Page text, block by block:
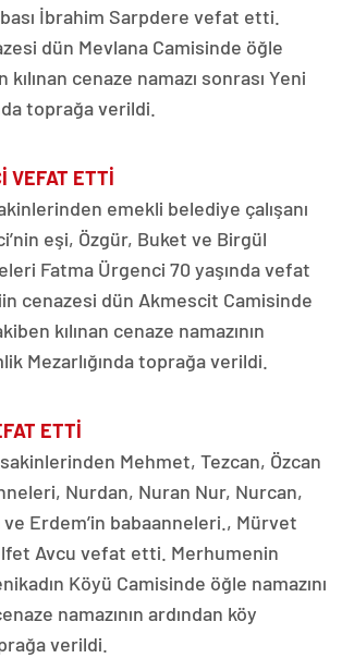
İbrahim Sarpdere vefat etti.
dün Mevlana Camisinde öğle
kılınan cenaze namazı sonrası Yeni
toprağa verildi.
VEFAT ETTİ
emekli belediye çalışanı
eşi, Özgür, Buket ve Birgül
Fatma Ürgenci 70 yaşında vefat
cenazesi dün Akmescit Camisinde
kılınan cenaze namazının
Mezarlığında toprağa verildi.
ETTİ
Mehmet, Tezcan, Özcan
Nurdan, Nuran Nur, Nurcan,
Erdem’in babaanneleri., Mürvet
Avcu vefat etti. Merhumenin
Köyü Camisinde öğle namazını
namazının ardından köy
verildi.